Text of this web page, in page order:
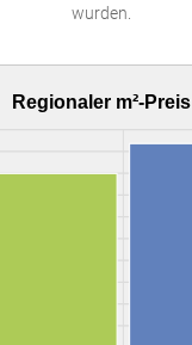
wurden.
Regionaler m²-Preis